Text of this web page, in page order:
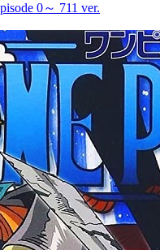
0～ 711 ver.